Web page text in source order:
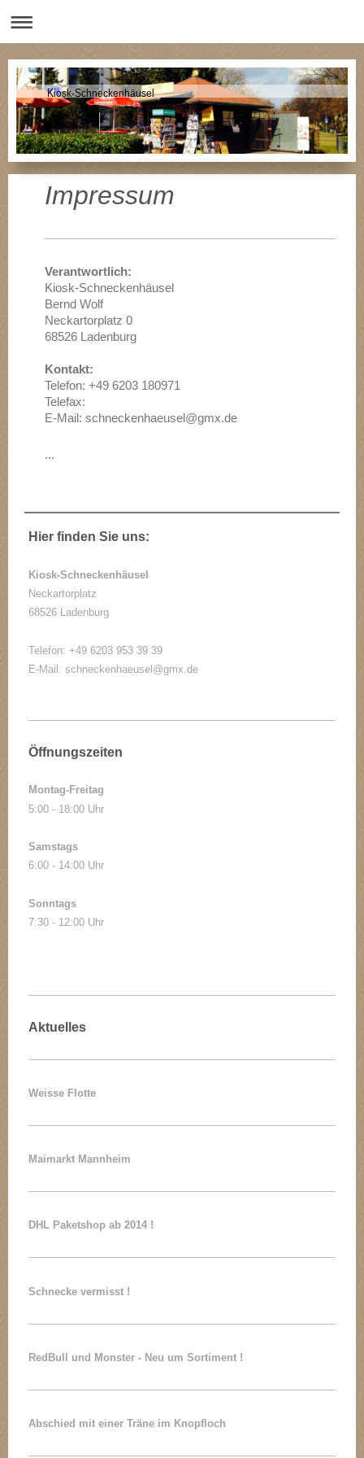
Kiosk-Schneckenhäusel
Impressum
Verantwortlich:
Kiosk-Schneckenhäusel
Bernd Wolf
Neckartorplatz 0
68526 Ladenburg
Kontakt:
Telefon: +49 6203 180971
Telefax:
E-Mail: schneckenhaeusel@gmx.de
...
Hier finden Sie uns:
Kiosk-Schneckenhäusel
Neckartorplatz
68526 Ladenburg
Telefon: +49 6203 953 39 39
E-Mail: schneckenhaeusel@gmx.de
Öffnungszeiten
Montag-Freitag
5:00 - 18:00 Uhr
Samstags
6:00 - 14:00 Uhr
Sonntags
7:30 - 12:00 Uhr
Aktuelles
Weisse Flotte
Maimarkt Mannheim
DHL Paketshop ab 2014 !
Schnecke vermisst !
RedBull und Monster - Neu um Sortiment !
Abschied mit einer Träne im Knopfloch